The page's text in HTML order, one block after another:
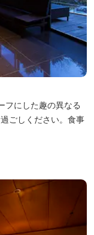
フにした趣の異なる
ごしください。食事